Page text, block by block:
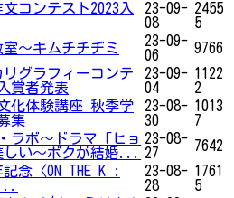
コンテスト2023入
23-09-
08
2455
5
～キムチチヂミ
23-09-
06
9766
リグラフィーコンテ
賞者発表
23-09-
04
1122
2
化体験講座 秋季学
集
23-08-
30
1013
7
ラボ～ドラマ「ヒョ
しい～ボクが結婚...
23-08-
27
7642
念〈ON THE K :
23-08-
28
1761
5